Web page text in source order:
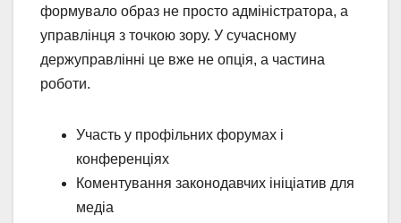
формувало образ не просто адміністратора, а
управлінця з точкою зору. У сучасному
держуправлінні це вже не опція, а частина
роботи.
Участь у профільних форумах і
конференціях
Коментування законодавчих ініціатив для
медіа